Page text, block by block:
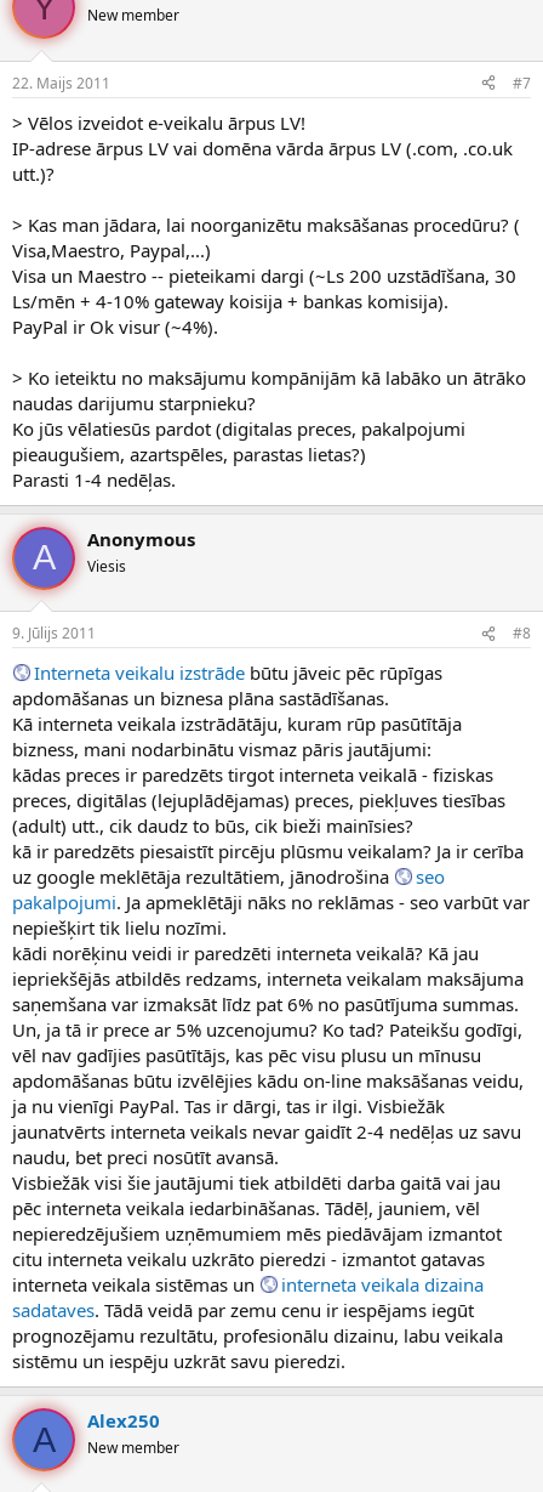
New member
22. Maijs 2011 #7
> Vēlos izveidot e-veikalu ārpus LV!
IP-adrese ārpus LV vai domēna vārda ārpus LV (.com, .co.uk
utt.)?
> Kas man jādara, lai noorganizētu maksāšanas procedūru? (
Visa,Maestro, Paypal,...)
Visa un Maestro -- pieteikami dargi (~Ls 200 uzstādīšana, 30
Ls/mēn + 4-10% gateway koisija + bankas komisija).
PayPal ir Ok visur (~4%).
> Ko ieteiktu no maksājumu kompānijām kā labāko un ātrāko
naudas darijumu starpnieku?
Ko jūs vēlatiesūs pardot (digitalas preces, pakalpojumi
pieaugušiem, azartspēles, parastas lietas?)
Parasti 1-4 nedēļas.
A Anonymous
Viesis
9. Jūlijs 2011 #8
Interneta veikalu izstrāde būtu jāveic pēc rūpīgas
apdomāšanas un biznesa plāna sastādīšanas.
Kā interneta veikala izstrādātāju, kuram rūp pasūtītāja
bizness, mani nodarbinātu vismaz pāris jautājumi:
kādas preces ir paredzēts tirgot interneta veikalā - fiziskas
preces, digitālas (lejuplādējamas) preces, piekļuves tiesības
(adult) utt., cik daudz to būs, cik bieži mainīsies?
kā ir paredzēts piesaistīt pircēju plūsmu veikalam? Ja ir cerība
uz google meklētāja rezultātiem, jānodrošina
seo
pakalpojumi. Ja apmeklētāji nāks no reklāmas - seo varbūt var
nepiešķirt tik lielu nozīmi.
kādi norēķinu veidi ir paredzēti interneta veikalā? Kā jau
iepriekšējās atbildēs redzams, interneta veikalam maksājuma
saņemšana var izmaksāt līdz pat 6% no pasūtījuma summas.
Un, ja tā ir prece ar 5% uzcenojumu? Ko tad? Pateikšu godīgi,
vēl nav gadījies pasūtītājs, kas pēc visu plusu un mīnusu
apdomāšanas būtu izvēlējies kādu on-line maksāšanas veidu,
ja nu vienīgi PayPal. Tas ir dārgi, tas ir ilgi. Visbiežāk
jaunatvērts interneta veikals nevar gaidīt 2-4 nedēļas uz savu
naudu, bet preci nosūtīt avansā.
Visbiežāk visi šie jautājumi tiek atbildēti darba gaitā vai jau
pēc interneta veikala iedarbināšanas. Tādēļ, jauniem, vēl
nepieredzējušiem uzņēmumiem mēs piedāvājam izmantot
citu interneta veikalu uzkrāto pieredzi - izmantot gatavas
interneta veikala sistēmas un
interneta veikala dizaina
sadataves. Tādā veidā par zemu cenu ir iespējams iegūt
prognozējamu rezultātu, profesionālu dizainu, labu veikala
sistēmu un iespēju uzkrāt savu pieredzi.
A Alex250
New member